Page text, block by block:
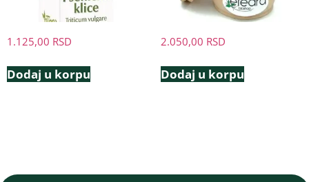
1.125,00 RSD
Dodaj u korpu
2.050,00 RSD
Dodaj u korpu